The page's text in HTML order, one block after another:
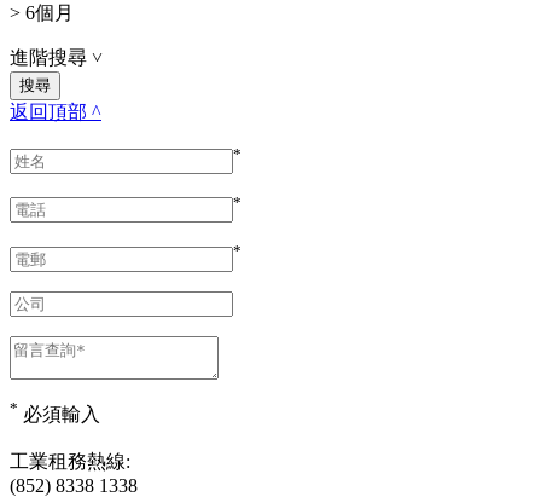
> 6個月
進階搜尋 ˅
返回頂部 ^
*
*
*
* 必須輸入
工業租務熱線:
(852) 8338 1338